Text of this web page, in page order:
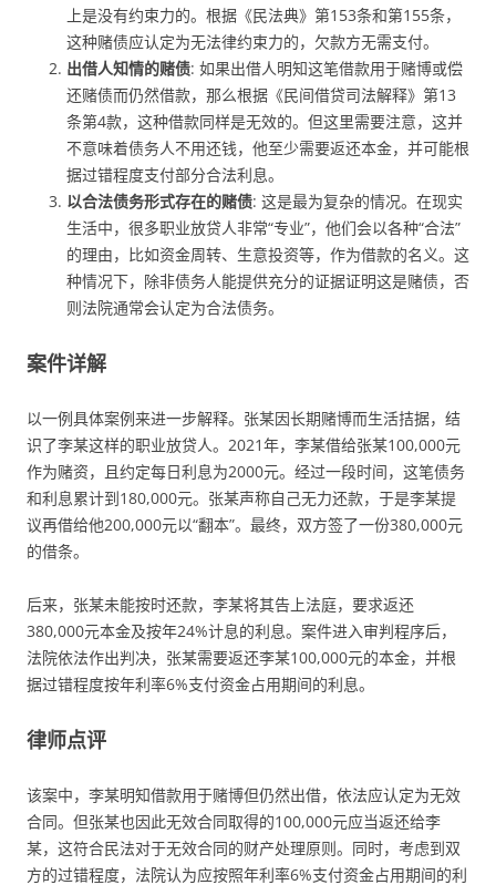
上是没有约束力的。根据《民法典》第153条和第155条，
这种赌债应认定为无法律约束力的，欠款方无需支付。
出借人知情的赌债: 如果出借人明知这笔借款用于赌博或偿
还赌债而仍然借款，那么根据《民间借贷司法解释》第13
条第4款，这种借款同样是无效的。但这里需要注意，这并
不意味着债务人不用还钱，他至少需要返还本金，并可能根
据过错程度支付部分合法利息。
以合法债务形式存在的赌债: 这是最为复杂的情况。在现实
生活中，很多职业放贷人非常“专业”，他们会以各种“合法”
的理由，比如资金周转、生意投资等，作为借款的名义。这
种情况下，除非债务人能提供充分的证据证明这是赌债，否
则法院通常会认定为合法债务。
案件详解
以一例具体案例来进一步解释。张某因长期赌博而生活拮据，结
识了李某这样的职业放贷人。2021年，李某借给张某100,000元
作为赌资，且约定每日利息为2000元。经过一段时间，这笔债务
和利息累计到180,000元。张某声称自己无力还款，于是李某提
议再借给他200,000元以“翻本”。最终，双方签了一份380,000元
的借条。
后来，张某未能按时还款，李某将其告上法庭，要求返还
380,000元本金及按年24%计息的利息。案件进入审判程序后，
法院依法作出判决，张某需要返还李某100,000元的本金，并根
据过错程度按年利率6%支付资金占用期间的利息。
律师点评
该案中，李某明知借款用于赌博但仍然出借，依法应认定为无效
合同。但张某也因此无效合同取得的100,000元应当返还给李
某，这符合民法对于无效合同的财产处理原则。同时，考虑到双
方的过错程度，法院认为应按照年利率6%支付资金占用期间的利